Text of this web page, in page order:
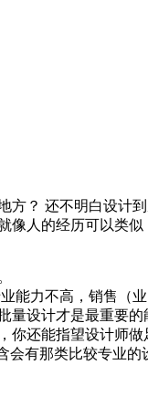
？ 还不明白设
人的经历可以类
能力不高，销售
设计才是最重要
还能指望设计师
有那类比较专业